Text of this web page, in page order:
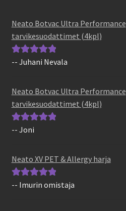
Neato Botvac Ultra Performance
tarvikesuodattimet (4kpl)
Arvostelu
-- Juhani Nevala
Neato Botvac Ultra Performance
tarvikesuodattimet (4kpl)
Arvostelu
-- Joni
Neato XV PET & Allergy harja
Arvostelu
-- Imurin omistaja